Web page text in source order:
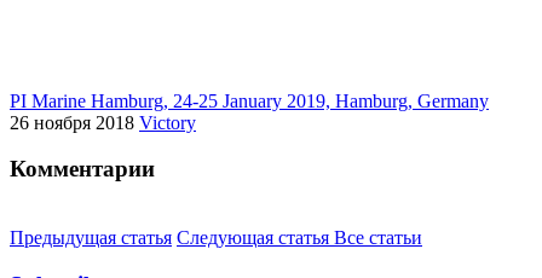
PI Marine Hamburg, 24-25 January 2019, Hamburg, Germany
26 ноября 2018 Victory
Комментарии
Предыдущая статья Следующая статья Все статьи